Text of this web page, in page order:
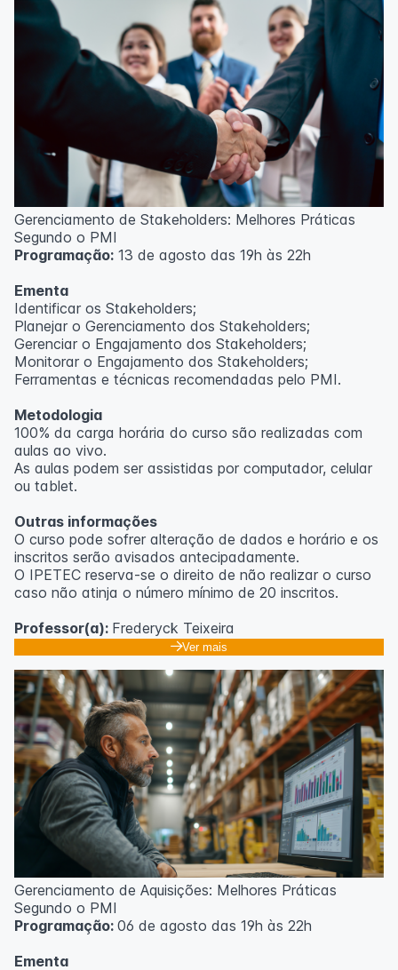
resultados;
Método PDCA de gestão;
Técnicas de padronização do trabalho.
Metodologia
100% da carga horária do curso são realizadas com
aulas ao vivo.
As aulas podem ser assistidas por computador, celular
Outras informações
O curso pode sofrer alteração de dados e horário e os
inscritos serão avisados ​​antecipadamente.
O IPETEC reserva-se o direito de não realizar o curso
Professor(a):Frederyck Teixeira
Gerenciamento de Stakeholders: Melhores Práticas
Segundo o PMI
Programação: 13 de agosto das 19h às 22h
Ementa
Identificar os Stakeholders;
Planejar o Gerenciamento dos Stakeholders;
Gerenciar o Engajamento dos Stakeholders;
Monitorar o Engajamento dos Stakeholders;
Ferramentas e técnicas recomendadas pelo PMI.
Metodologia
100% da carga horária do curso são realizadas com
aulas ao vivo.
As aulas podem ser assistidas por computador, celular
ou tablet.
Outras informações
O curso pode sofrer alteração de dados e horário e os
inscritos serão avisados ​​antecipadamente.
O IPETEC reserva-se o direito de não realizar o curso
caso não atinja o número mínimo de 20 inscritos.
Professor(a): Frederyck Teixeira
Ver mais
Gerenciamento de Aquisições: Melhores Práticas
Segundo o PMI
Programação: 06 de agosto das 19h às 22h
Ementa